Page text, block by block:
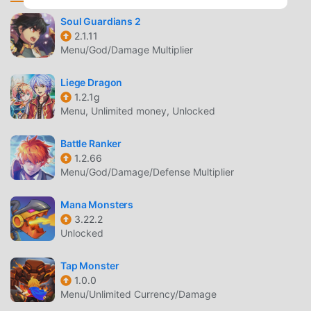
Get ready to start a new one in Infinite Dungeon! 5
different memory layers will relocate you to a battle that
was of your past...but different the next time.Fight villains
story, to become the ultimate master of Inotia!This game is
free to play, but you can choose to pay real money for
extra items.★Language support: English, 한국어, 日本語, 中
文简体, 中文繁體.* Access permission notice for
gameplay[Required]None[Optional]None※ You'll be able to
enjoy the service except features related to above
above.★★ Android OS 4.0.3 and up is required starting
with v1.2.5.• Items are available for purchase in this game.
Some paid items may not be refundable depending on the
visit https://www.com2us.com.- Terms of Service :
http://terms.withhive.com/terms/policy/view/M9/T1-
Privacy Policy :
Soul Guardians 2
2.1.11
Menu/God/Damage Multiplier
Liege Dragon
1.2.1g
Menu, Unlimited money, Unlocked
Battle Ranker
1.2.66
Menu/God/Damage/Defense Multiplier
Mana Monsters
3.22.2
Unlocked
Tap Monster
1.0.0
Menu/Unlimited Currency/Damage